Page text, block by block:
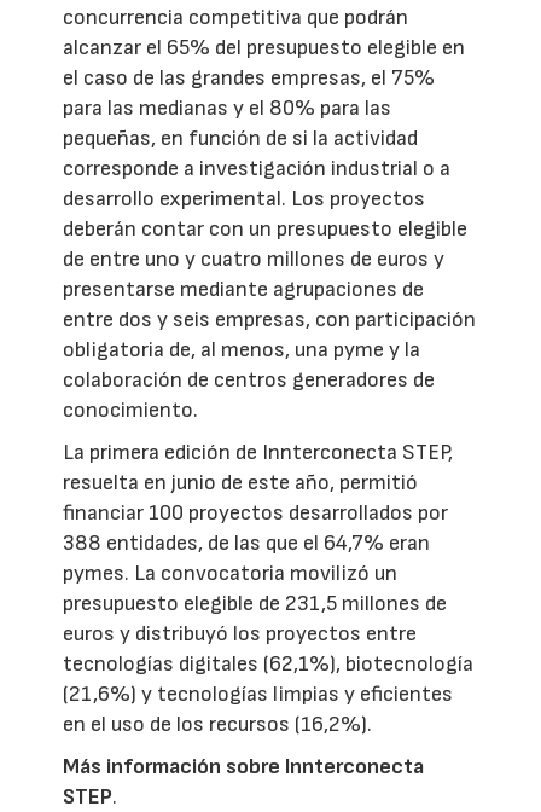
concurrencia competitiva que podrán
alcanzar el 65% del presupuesto elegible en
el caso de las grandes empresas, el 75%
para las medianas y el 80% para las
pequeñas, en función de si la actividad
corresponde a investigación industrial o a
desarrollo experimental. Los proyectos
deberán contar con un presupuesto elegible
de entre uno y cuatro millones de euros y
presentarse mediante agrupaciones de
entre dos y seis empresas, con participación
obligatoria de, al menos, una pyme y la
colaboración de centros generadores de
conocimiento.
La primera edición de Innterconecta STEP,
resuelta en junio de este año, permitió
financiar 100 proyectos desarrollados por
388 entidades, de las que el 64,7% eran
pymes. La convocatoria movilizó un
presupuesto elegible de 231,5 millones de
euros y distribuyó los proyectos entre
tecnologías digitales (62,1%), biotecnología
(21,6%) y tecnologías limpias y eficientes
en el uso de los recursos (16,2%).
Más información sobre Innterconecta
STEP.